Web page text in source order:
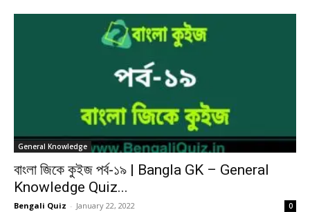
General Knowledge
বাংলা জিকে কুইজ পর্ব-১৯ | Bangla GK – General
Knowledge Quiz...
Bengali Quiz - January 22, 2022 0